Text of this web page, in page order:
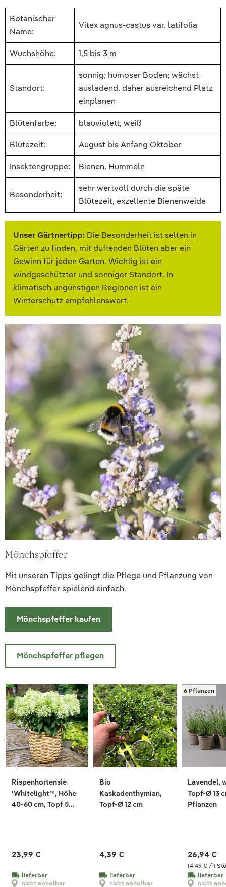
Botanischer
Name:
Vitex agnus-castus var. latifolia
Wuchshöhe: 1,5 bis 3 m
Standort:
sonnig; humoser Boden; wächst
ausladend, daher ausreichend Platz
einplanen
Blütenfarbe: blauviolett, weiß
Blütezeit: August bis Anfang Oktober
Insektengruppe: Bienen, Hummeln
Besonderheit:
sehr wertvoll durch die späte
Blütezeit, exzellente Bienenweide
Unser Gärtnertipp: Die Besonderheit ist selten in
Gärten zu finden, mit duftenden Blüten aber ein
Gewinn für jeden Garten. Wichtig ist ein
windgeschützter und sonniger Standort. In
klimatisch ungünstigen Regionen ist ein
Winterschutz empfehlenswert.
Mönchspfeffer
Mit unseren Tipps gelingt die Pflege und Pflanzung von
Mönchspfeffer spielend einfach.
Mönchspfeffer kaufen
Mönchspfeffer pflegen
Rispenhortensie
'Whitelight'®, Höhe
40-60 cm, Topf 5
23,99 €
lieferbar
nicht abholbar
Bio
Kaskadenthymian,
Topf-Ø 12 cm
4,39 €
lieferbar
nicht abholbar
6 Pflanzen
Lavendel,
Topf-Ø 13
Pflanzen
(4,49 € / 1
26,94 €
lieferbar
nicht